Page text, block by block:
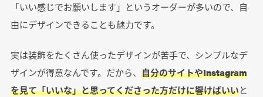
「いい感じでお願いします」というオーダーが多いので、自
由にデザインできることも魅力です。
実は装飾をたくさん使ったデザインが苦手で、シンプルなデ
ザインが得意なんです。だから、 自分のサイトやInstagram
を見て「いいな」と思ってくださった方だけに響けばいいと